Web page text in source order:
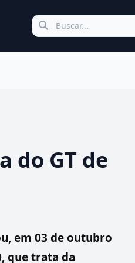
do GT de
em 03 de outubro
que trata da